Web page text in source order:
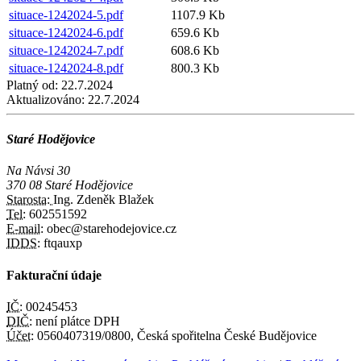
situace-1242024-5.pdf
1107.9 Kb
situace-1242024-6.pdf
659.6 Kb
situace-1242024-7.pdf
608.6 Kb
situace-1242024-8.pdf
800.3 Kb
Platný od: 22.7.2024
Aktualizováno: 22.7.2024
Staré Hodějovice
Na Návsi 30
370 08 Staré Hodějovice
Starosta: Ing. Zdeněk Blažek
Tel: 602551592
E-mail: obec@starehodejovice.cz
IDDS: ftqauxp
Fakturační údaje
IČ: 00245453
DIČ: není plátce DPH
Účet: 0560407319/0800, Česká spořitelna České Budějovice